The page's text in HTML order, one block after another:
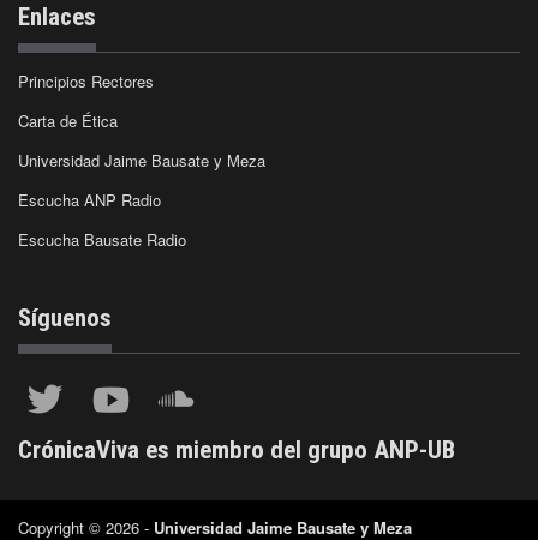
Enlaces
Principios Rectores
Carta de Ética
Universidad Jaime Bausate y Meza
Escucha ANP Radio
Escucha Bausate Radio
Síguenos
CrónicaViva es miembro del grupo ANP-UB
Copyright © 2026 - Universidad Jaime Bausate y Meza